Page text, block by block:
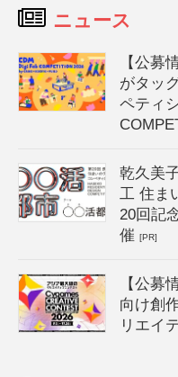
ニュース
【公募
がタッ
ペティ
乾久美
工 住ま
20回記
催[PR]
【公募
向け創
リエイ